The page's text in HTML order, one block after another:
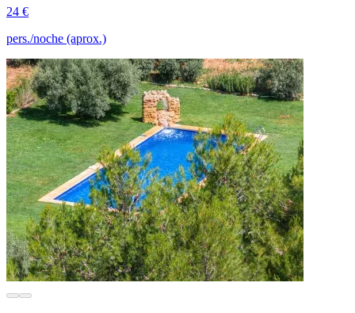
24 €
pers./noche (aprox.)